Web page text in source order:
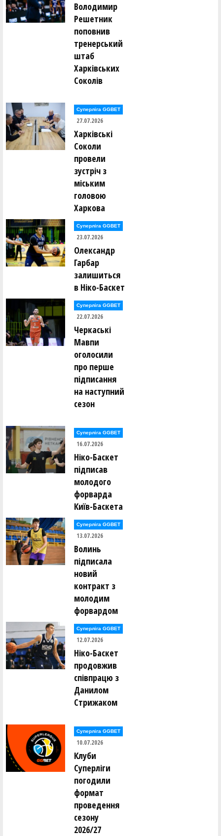
Володимир
Решетник
поповнив
тренерський
штаб
Харківських
Соколів
Суперліга GGBET
27.07.2026
Харківські
Соколи
провели
зустріч з
міським
головою
Харкова
Суперліга GGBET
23.07.2026
Олександр
Гарбар
залишиться
в Ніко-Баскет
Суперліга GGBET
22.07.2026
Черкаські
Мавпи
оголосили
про перше
підписання
на наступний
сезон
Суперліга GGBET
16.07.2026
Ніко-Баскет
підписав
молодого
форварда
Київ-Баскета
Суперліга GGBET
13.07.2026
Волинь
підписала
новий
контракт з
молодим
форвардом
Суперліга GGBET
12.07.2026
Ніко-Баскет
продовжив
співпрацю з
Данилом
Стрижаком
Суперліга GGBET
10.07.2026
Клуби
Суперліги
погодили
формат
проведення
сезону
2026/27